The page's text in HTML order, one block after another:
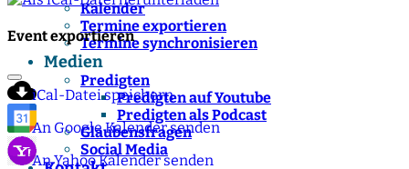
Kalender
Termine exportieren
Termine synchronisieren
Medien
Predigten
Predigten auf Youtube
Predigten als Podcast
Glaubensfragen
Social Media
Event exportieren
iCal-Datei speichern
An Google Kalender senden
An Yahoo Kalender senden